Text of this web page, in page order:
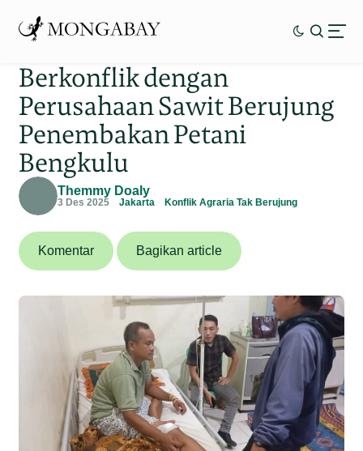
Berkonflik dengan
Perusahaan Sawit Berujung
Penembakan Petani
Bengkulu
Themmy Doaly
3 Des 2025 Jakarta Konflik Agraria Tak Berujung
Komentar Bagikan article